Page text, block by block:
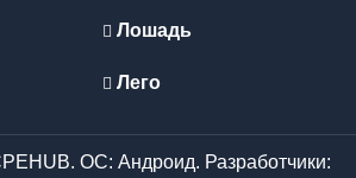
Лошадь
Лего
ОС: Андроид. Разработчики: